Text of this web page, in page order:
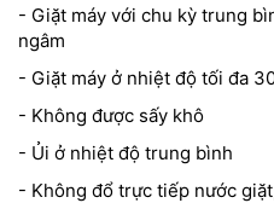
- Giặt máy với chu kỳ trung
ngâm
- Giặt máy ở nhiệt độ tối đa
- Không được sấy khô
- Ủi ở nhiệt độ trung bình
- Không đổ trực tiếp nước